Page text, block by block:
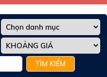
TÌM KIẾM